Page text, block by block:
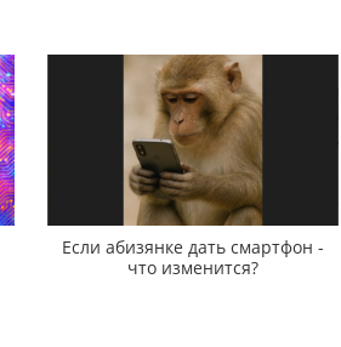
Если абизянке дать смартфон -
что изменится?